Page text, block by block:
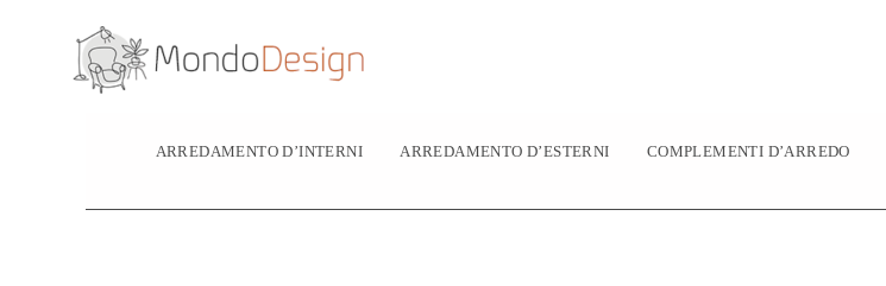
contenuto
ARREDAMENTO D’INTERNI ARREDAMENTO D’ESTERNI COMPLEMENTI D’ARREDO